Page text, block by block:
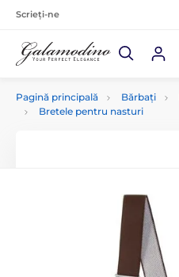
Scrieți-ne
Pagină principală Bărbați
Bretele pentru nasturi